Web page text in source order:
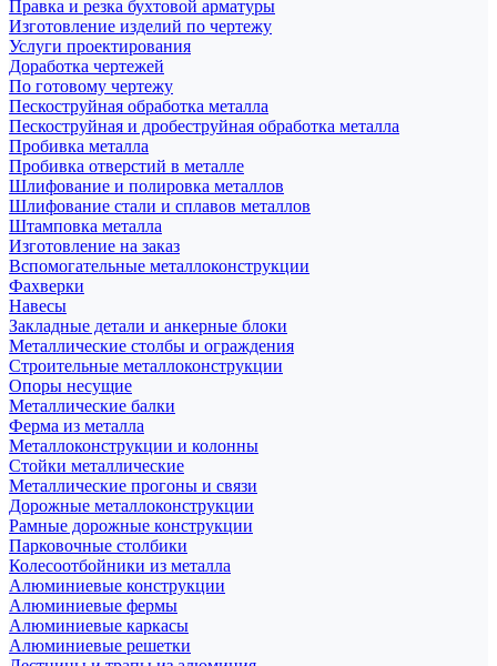
Правка и резка бухтовой арматуры
Изготовление изделий по чертежу
Услуги проектирования
Доработка чертежей
По готовому чертежу
Пескоструйная обработка металла
Пескоструйная и дробеструйная обработка металла
Пробивка металла
Пробивка отверстий в металле
Шлифование и полировка металлов
Шлифование стали и сплавов металлов
Штамповка металла
Изготовление на заказ
Вспомогательные металлоконструкции
Фахверки
Навесы
Закладные детали и анкерные блоки
Металлические столбы и ограждения
Строительные металлоконструкции
Опоры несущие
Металлические балки
Ферма из металла
Металлоконструкции и колонны
Стойки металлические
Металлические прогоны и связи
Дорожные металлоконструкции
Рамные дорожные конструкции
Парковочные столбики
Колесоотбойники из металла
Алюминиевые конструкции
Алюминиевые фермы
Алюминиевые каркасы
Алюминиевые решетки